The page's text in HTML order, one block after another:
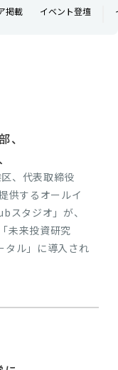
掲載 イベント登壇
、
、代表取締役
供するオールイ
スタジオ」が、
未来投資研究
タル」に導入され